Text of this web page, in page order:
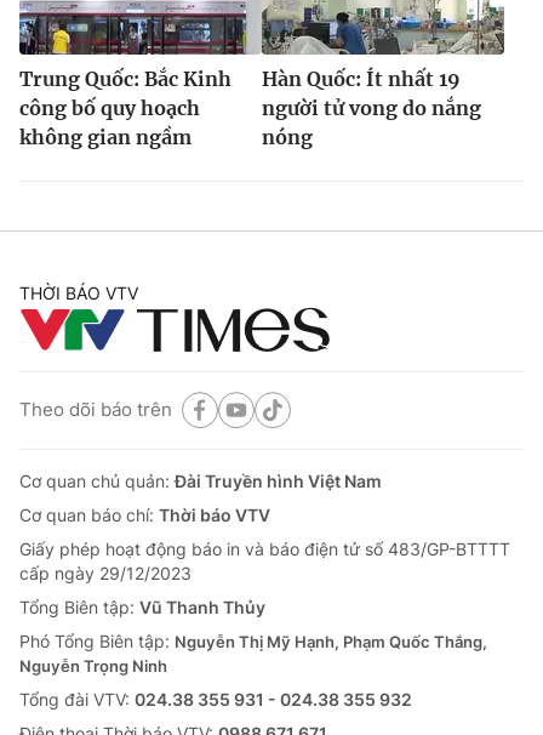
Trung Quốc: Bắc Kinh
công bố quy hoạch
không gian ngầm
Hàn Quốc: Ít nhất 19
người tử vong do nắng
nóng
THỜI BÁO VTV
Theo dõi báo trên
Cơ quan chủ quản:Đài Truyền hình Việt Nam
Cơ quan báo chí: Thời báo VTV
Giấy phép hoạt động báo in và báo điện tử số 483/GP-BTTTT
cấp ngày 29/12/2023
Tổng Biên tập: Vũ Thanh Thủy
Phó Tổng Biên tập: Nguyễn Thị Mỹ Hạnh, Phạm Quốc Thắng,
Nguyễn Trọng Ninh
Tổng đài VTV: 024.38 355 931 - 024.38 355 932